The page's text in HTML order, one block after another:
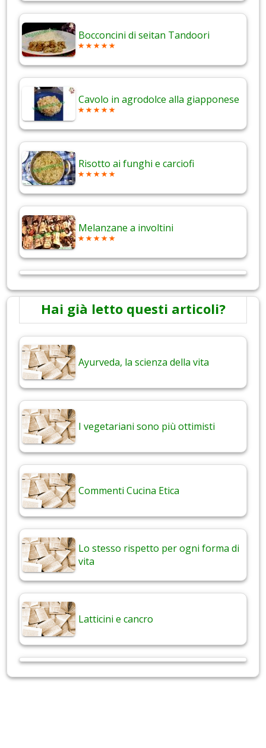
Bocconcini di seitan Tandoori
Cavolo in agrodolce alla giapponese
Risotto ai funghi e carciofi
Melanzane a involtini
Hai già letto questi articoli?
Ayurveda, la scienza della vita
I vegetariani sono più ottimisti
Commenti Cucina Etica
Lo stesso rispetto per ogni forma di
vita
Latticini e cancro